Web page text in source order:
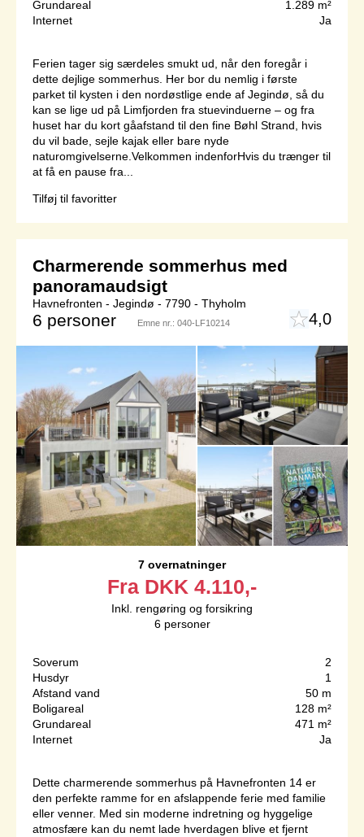
Grundareal
1.289 m²
Internet
Ja
Ferien tager sig særdeles smukt ud, når den foregår i
dette dejlige sommerhus. Her bor du nemlig i første
parket til kysten i den nordøstlige ende af Jegindø, så du
kan se lige ud på Limfjorden fra stuevinduerne – og fra
huset har du kort gåafstand til den fine Bøhl Strand, hvis
du vil bade, sejle kajak eller bare nyde
naturomgivelserne.Velkommen indenforHvis du trænger til
at få en pause fra...
Tilføj til favoritter
Charmerende sommerhus med
panoramaudsigt
Havnefronten - Jegindø - 7790 - Thyholm
6 personer Emne nr.: 040-LF10214 4,0
7 overnatninger
Fra DKK 4.110,-
Inkl. rengøring og forsikring
6 personer
Soverum
2
Husdyr
1
Afstand vand
50 m
Boligareal
128 m²
Grundareal
471 m²
Internet
Ja
Dette charmerende sommerhus på Havnefronten 14 er
den perfekte ramme for en afslappende ferie med familie
eller venner. Med sin moderne indretning og hyggelige
atmosfære kan du nemt lade hverdagen blive et fjernt